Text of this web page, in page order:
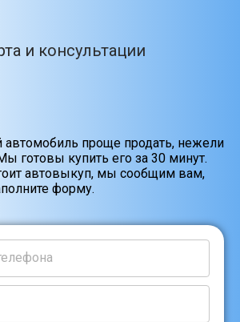
и консультации
автомобиль проще продать, нежели
готовы купить его за 30 минут.
автовыкуп, мы сообщим вам,
форму.